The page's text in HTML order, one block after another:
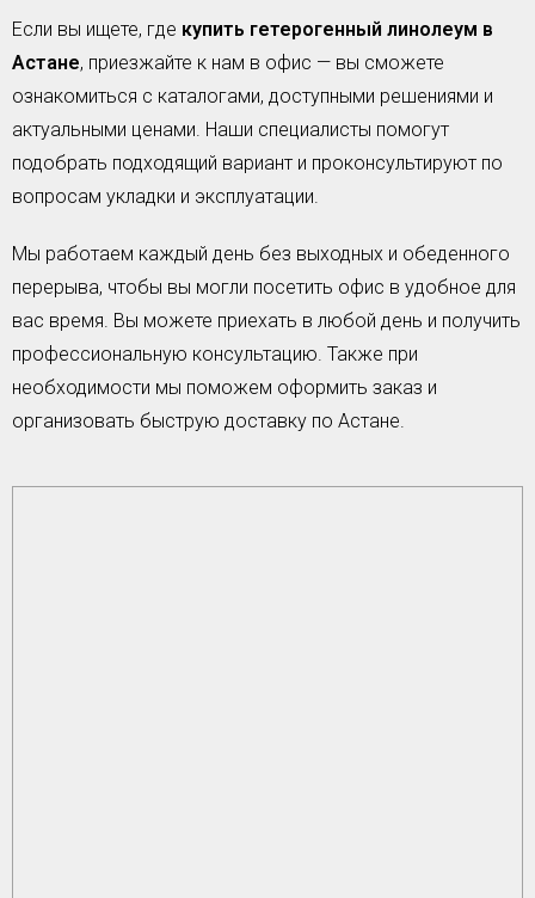
Если вы ищете, где купить гетерогенный линолеум в
Астане, приезжайте к нам в офис — вы сможете
ознакомиться с каталогами, доступными решениями и
актуальными ценами. Наши специалисты помогут
подобрать подходящий вариант и проконсультируют по
вопросам укладки и эксплуатации.
Мы работаем каждый день без выходных и обеденного
перерыва, чтобы вы могли посетить офис в удобное для
вас время. Вы можете приехать в любой день и получить
профессиональную консультацию. Также при
необходимости мы поможем оформить заказ и
организовать быструю доставку по Астане.